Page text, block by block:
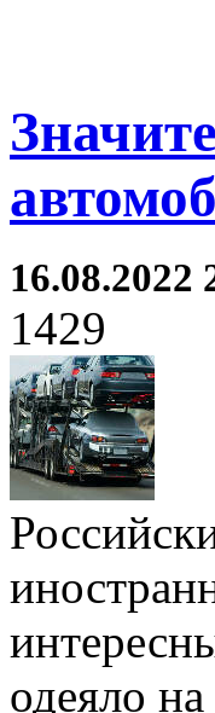
16.08.2022
1429
одеяло